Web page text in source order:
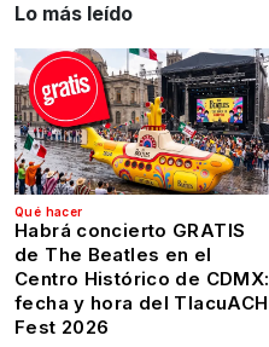
Lo más leído
Qué hacer
Habrá concierto GRATIS
de The Beatles en el
Centro Histórico de CDMX:
fecha y hora del TlacuACH
Fest 2026